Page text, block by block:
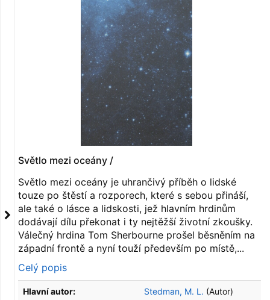
Světlo mezi oceány /
Světlo mezi oceány je uhrančivý příběh o lidské
touze po štěstí a rozporech, které s sebou přináší,
ale také o lásce a lidskosti, jež hlavním hrdinům
dodávají dílu překonat i ty nejtěžší životní zkoušky.
Válečný hrdina Tom Sherbourne prošel běsněním na
západní frontě a nyní touží především po místě,...
Celý popis
Hlavní autor: Stedman, M. L. (Autor)